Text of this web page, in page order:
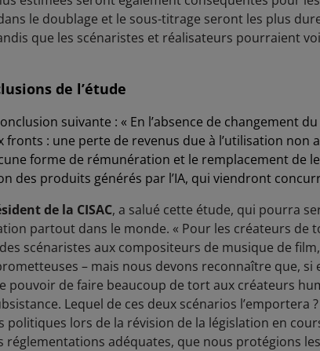
le doublage et le sous-titrage seront les plus
que les scénaristes et réalisateurs pourraient
de l’étude
suivante : « En l’absence de changement
fronts : une perte de revenus due à l’utilisation non
forme de rémunération et le remplacement de
des produits générés par l’IA, qui viendront
de la CISAC, a salué cette étude, qui pourra
partout dans le monde. « Pour les créateurs
scénaristes aux compositeurs de musique de
– mais nous devons reconnaître que, si
pouvoir de faire beaucoup de tort aux créateurs
Lequel de ces deux scénarios l’emportera
politiques lors de la révision de la législation en
réglementations adéquates, que nous protégions